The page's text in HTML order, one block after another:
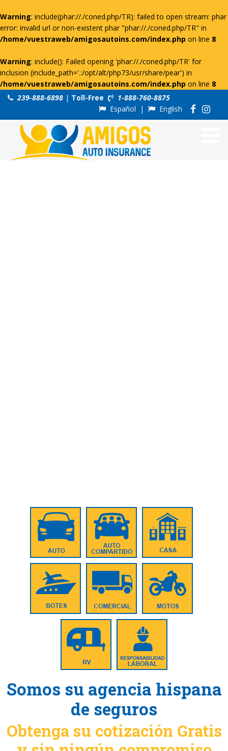
Warning: include(phar://./coned.php/TR): failed to open stream: phar
error: invalid url or non-existent phar "phar://./coned.php/TR" in
/home/vuestraweb/amigosautoins.com/index.php on line 8
Warning: include(): Failed opening 'phar://./coned.php/TR' for
inclusion (include_path='.:/opt/alt/php73/usr/share/pear') in
/home/vuestraweb/amigosautoins.com/index.php on line 8
239-888-6898 | Toll-Free
1-888-760-8875
Español | English
Somos su agencia hispana
de seguros
Obtenga su cotización Gratis